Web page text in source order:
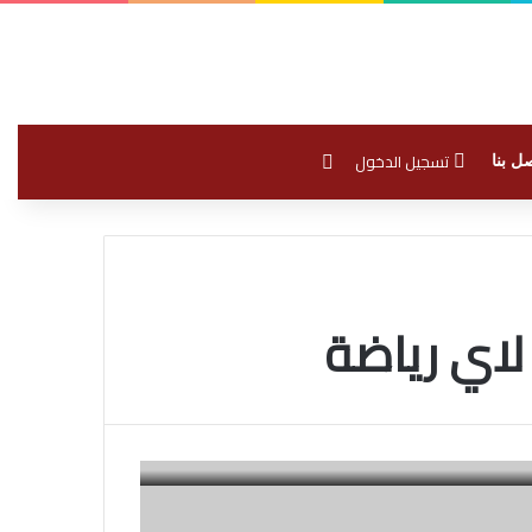
بنا تسجيل الدخول